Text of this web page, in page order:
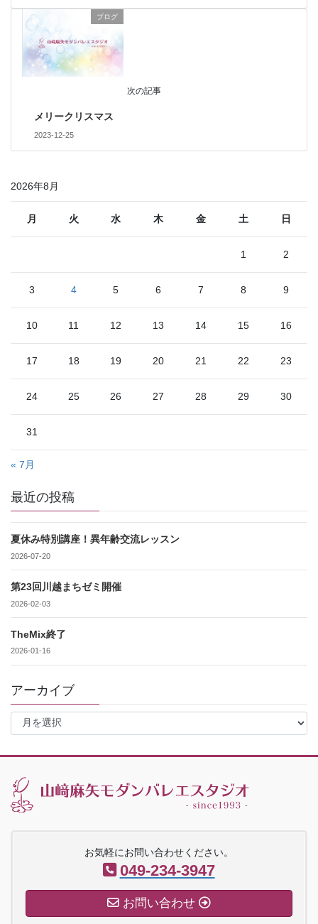
ブログ
次の記事
メリークリスマス
2023-12-25
2026年8月
月 火 水 木 金 土 日
1 2
3 4 5 6 7 8 9
10 11 12 13 14 15 16
17 18 19 20 21 22 23
24 25 26 27 28 29 30
31
« 7月
最近の投稿
夏休み特別講座！異年齢交流レッスン
2026-07-20
第23回川越まちゼミ開催
2026-02-03
TheMix終了
2026-01-16
アーカイブ
ア
イ
お気軽にお問い合わせください。
049-234-3947
お問い合わせ